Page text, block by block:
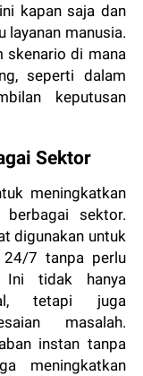
kapan saja dan
layanan manusia.
skenario di mana
seperti dalam
keputusan
Sektor
meningkatkan
sektor.
digunakan untuk
24/7 tanpa perlu
Ini tidak hanya
tetapi juga
masalah.
instan tanpa
meningkatkan